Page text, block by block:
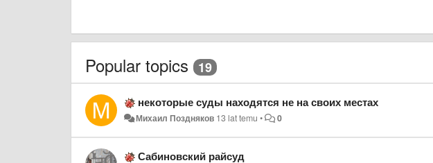
Popular topics 19
некоторые суды находятся не на своих местах
Михаил Поздняков 13 lat temu • 0
Сабиновский райсуд